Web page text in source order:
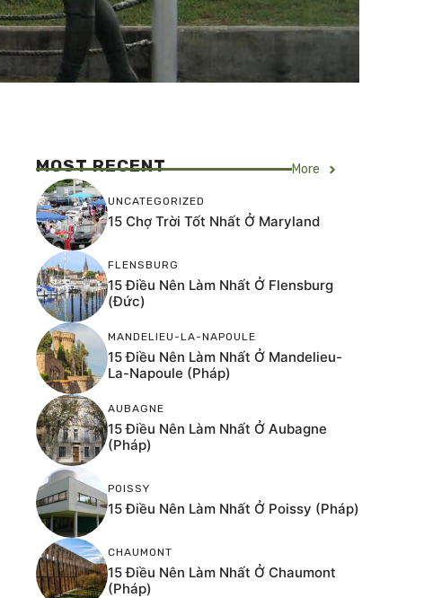
MOST RECENT More
UNCATEGORIZED
15 Chợ Trời Tốt Nhất Ở Maryland
FLENSBURG
15 Điều Nên Làm Nhất Ở Flensburg
(Đức)
MANDELIEU-LA-NAPOULE
15 Điều Nên Làm Nhất Ở Mandelieu-
La-Napoule (Pháp)
AUBAGNE
15 Điều Nên Làm Nhất Ở Aubagne
(Pháp)
POISSY
15 Điều Nên Làm Nhất Ở Poissy (Pháp)
CHAUMONT
15 Điều Nên Làm Nhất Ở Chaumont
(Pháp)